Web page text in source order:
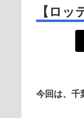
【ロッ
今回は、 千